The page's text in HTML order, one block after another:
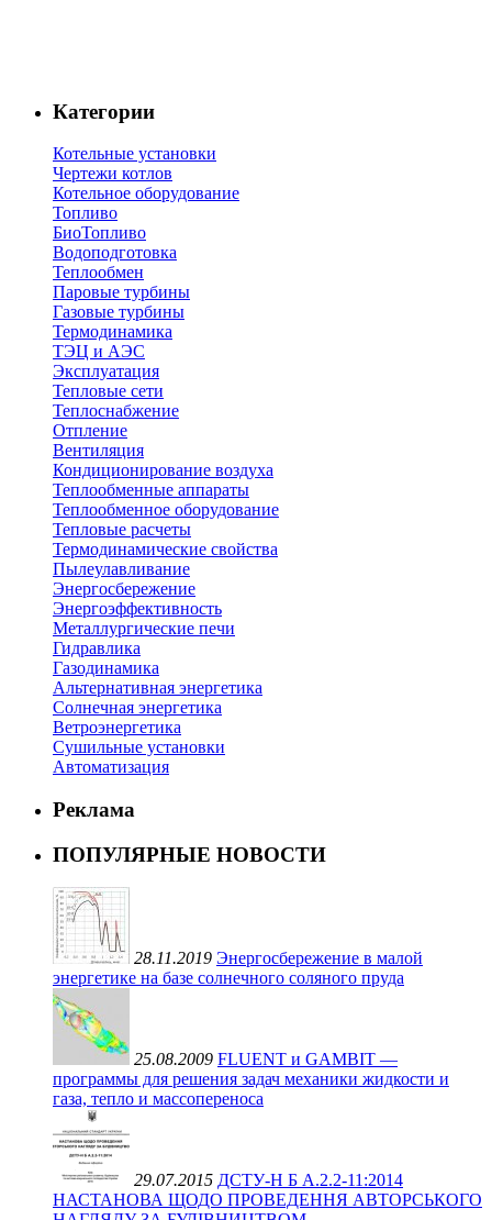
Категории
Котельные установки
Чертежи котлов
Котельное оборудование
Топливо
БиоТопливо
Водоподготовка
Теплообмен
Паровые турбины
Газовые турбины
Термодинамика
ТЭЦ и АЭС
Эксплуатация
Тепловые сети
Теплоснабжение
Отпление
Вентиляция
Кондиционирование воздуха
Теплообменные аппараты
Теплообменное оборудование
Тепловые расчеты
Термодинамические свойства
Пылеулавливание
Энергосбережение
Энергоэффективность
Металлургические печи
Гидравлика
Газодинамика
Альтернативная энергетика
Солнечная энергетика
Ветроэнергетика
Сушильные установки
Автоматизация
Реклама
ПОПУЛЯРНЫЕ НОВОСТИ
28.11.2019 Энергосбережение в малой
энергетике на базе солнечного соляного пруда
25.08.2009 FLUENT и GAMBIT —
программы для решения задач механики жидкости и
газа, тепло и массопереноса
29.07.2015 ДСТУ-Н Б А.2.2-11:2014
НАСТАНОВА ЩОДО ПРОВЕДЕННЯ АВТОРСЬКОГО